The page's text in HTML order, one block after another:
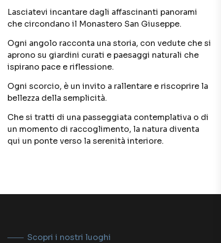
Lasciatevi incantare dagli affascinanti panorami
che circondano il Monastero San Giuseppe.
Ogni angolo racconta una storia, con vedute che si
aprono su giardini curati e paesaggi naturali che
ispirano pace e riflessione.
Ogni scorcio, è un invito a rallentare e riscoprire la
bellezza della semplicità.
Che si tratti di una passeggiata contemplativa o di
un momento di raccoglimento, la natura diventa
qui un ponte verso la serenità interiore.
Scopri i nostri luoghi